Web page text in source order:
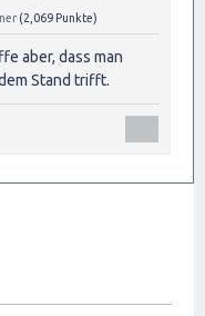
(2,069 Punkte)
aber, dass man
Stand trifft.